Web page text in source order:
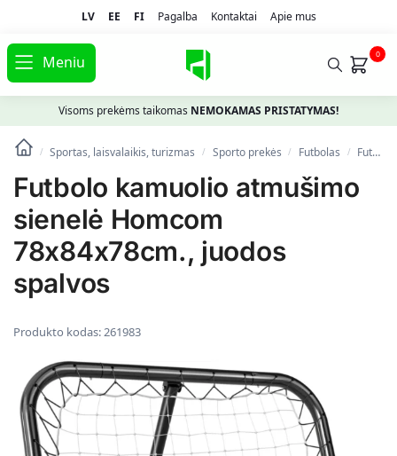
LV EE FI Pagalba Kontaktai Apie mus
Meniu 0
Visoms prekėms taikomas NEMOKAMAS PRISTATYMAS!
/ Sportas, laisvalaikis, turizmas / Spоrto prekės / Futbolas / Futbolo vartai ir tinklai
Futbolo kamuolio atmušimo
sienelė Homcom
78x84x78cm., juodos
spalvos
Produkto kodas:261983